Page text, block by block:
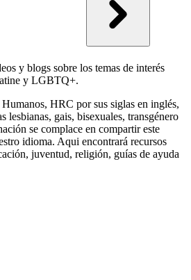
y blogs sobre los temas de interés
y LGBTQ+.
HRC por sus siglas en inglés,
lesbianas, gais, bisexuales, transgénero
se complace en compartir este
idioma. Aqui encontrará recursos
juventud, religión, guías de ayuda